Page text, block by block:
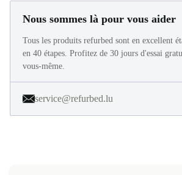
Nous sommes là pour vous aider
Tous les produits refurbed sont en excellent
en 40 étapes. Profitez de 30 jours d'essai
vous-même.
service@refurbed.lu